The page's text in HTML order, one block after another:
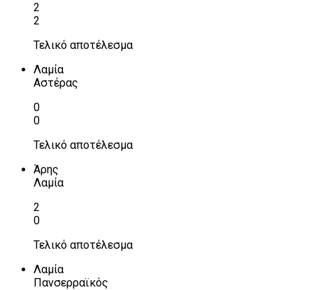
2
2
Τελικό αποτέλεσμα
Λαμία
Αστέρας
0
0
Τελικό αποτέλεσμα
Άρης
Λαμία
2
0
Τελικό αποτέλεσμα
Λαμία
Πανσερραϊκός